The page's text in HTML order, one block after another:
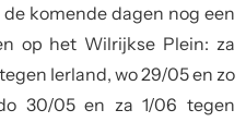
komende dagen nog een
op het Wilrijkse Plein: za
Ierland, wo 29/05 en zo
30/05 en za 1/06 tegen